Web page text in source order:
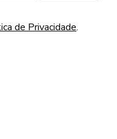
de Privacidade.